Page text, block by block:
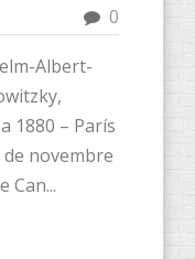
0
Albert-
1880 – París
de novembre
Can...